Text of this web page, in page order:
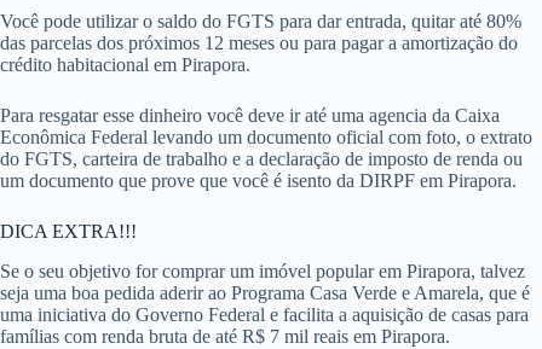
Você pode utilizar o saldo do FGTS para dar entrada, quitar até 80%
das parcelas dos próximos 12 meses ou para pagar a amortização do
crédito habitacional em Pirapora.
Para resgatar esse dinheiro você deve ir até uma agencia da Caixa
Econômica Federal levando um documento oficial com foto, o extrato
do FGTS, carteira de trabalho e a declaração de imposto de renda ou
um documento que prove que você é isento da DIRPF em Pirapora.
DICA EXTRA!!!
Se o seu objetivo for comprar um imóvel popular em Pirapora, talvez
seja uma boa pedida aderir ao Programa Casa Verde e Amarela, que é
uma iniciativa do Governo Federal e facilita a aquisição de casas para
famílias com renda bruta de até R$ 7 mil reais em Pirapora.